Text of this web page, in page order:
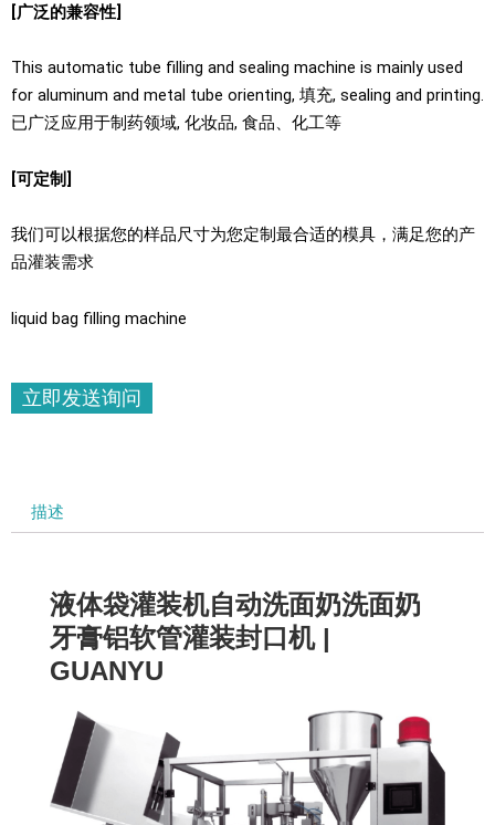
[广泛的兼容性]
This automatic tube filling and sealing machine is mainly used
for aluminum and metal tube orienting, 填充, sealing and printing.
已广泛应用于制药领域, 化妆品, 食品、化工等
[可定制]
我们可以根据您的样品尺寸为您定制最合适的模具，满足您的产
品灌装需求
liquid bag filling machine
立即发送询问
描述
液体袋灌装机自动洗面奶洗面奶
牙膏铝软管灌装封口机 |
GUANYU